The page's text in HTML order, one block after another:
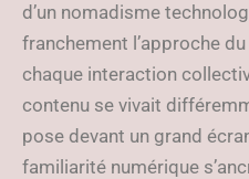
d’un nomadisme
franchement l’approche
chaque interaction
contenu se vivait
pose devant un grand
familiarité numérique